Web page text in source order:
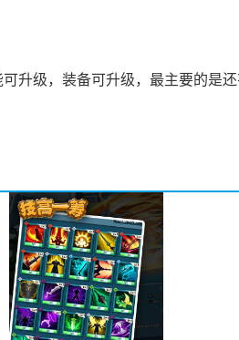
升级，装备可升级，最主要的是